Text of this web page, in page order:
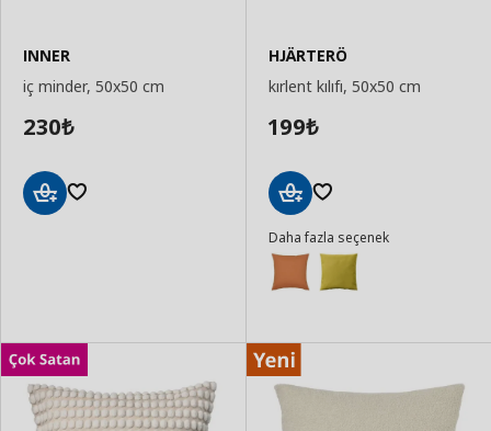
INNER
iç minder, 50x50 cm
230₺
HJÄRTERÖ
kırlent kılıfı, 50x50 cm
199₺
Ekle
Daha fazla seçenek